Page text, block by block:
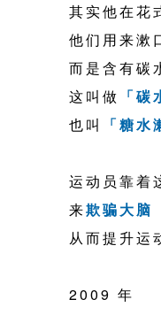
其实他在花
他们用来漱
而是含有碳
这叫做 「
也叫
「糖水
运动员靠着
来欺骗大脑
从而提升运
2009 年